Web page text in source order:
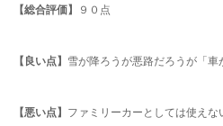
【総合評価】 ９０点
【良い点】 雪が降ろうが悪路だろうが「車
【悪い点】 ファミリーカーとしては使え